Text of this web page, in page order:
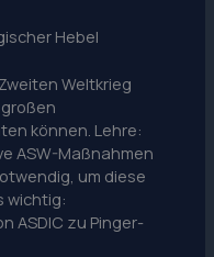
Hebel
Weltkrieg
können. Lehre:
ASW-Maßnahmen
um diese
wichtig:
ASDIC zu Pinger-